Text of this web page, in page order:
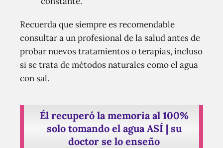
Recuerda que siempre es recomendable
consultar a un profesional de la salud antes de
probar nuevos tratamientos o terapias, incluso
si se trata de métodos naturales como el agua
con sal.
Él recuperó la memoria al 100%
solo tomando el agua ASÍ | su
doctor se lo enseño